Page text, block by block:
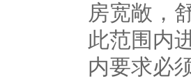
房宽敞，
此范围内
内要求必